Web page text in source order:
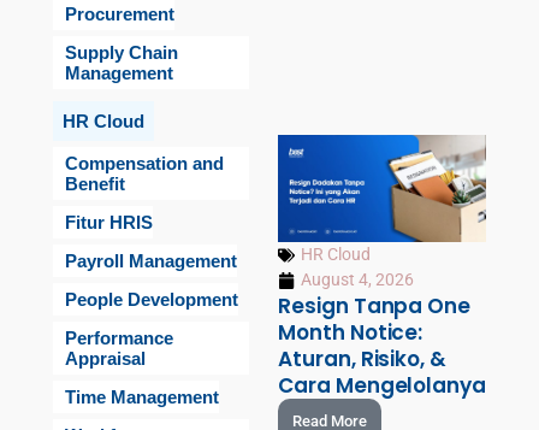
Procurement
Supply Chain
Management
HR Cloud
Compensation and
Benefit
Fitur HRIS
Payroll Management
People Development
Performance
Appraisal
Time Management
HR Cloud
August 4, 2026
Resign Tanpa One
Month Notice:
Aturan, Risiko, &
Cara Mengelolanya
Read More